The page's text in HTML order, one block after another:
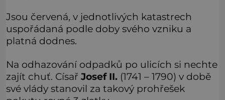
Jsou červená, v jednotlivých katastrech
uspořádaná podle doby svého vzniku a
platná dodnes.
Na odhazování odpadků po ulicích si nechte
zajít chuť. Císař Josef II. (1741 – 1790) v době
své vlády stanovil za takový prohřešek